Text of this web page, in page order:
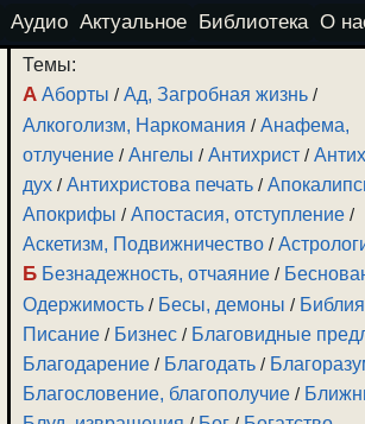
Аудио Актуальное Библиотека О
Темы:
А Аборты /Ад, Загробная жизнь /
Алкоголизм, Наркомания /Анафема,
отлучение /Ангелы /Антихрист /
дух /Антихристова печать /
Апокрифы /Апостасия, отступление /
Аскетизм, Подвижничество /
Б Безнадежность, отчаяние /
Одержимость / Бесы, демоны /
Писание / Бизнес / Благовидные
Благодарение / Благодать /
Благословение, благополучие /